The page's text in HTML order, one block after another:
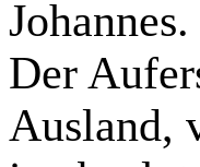
Johannes.
Der
Ausland,